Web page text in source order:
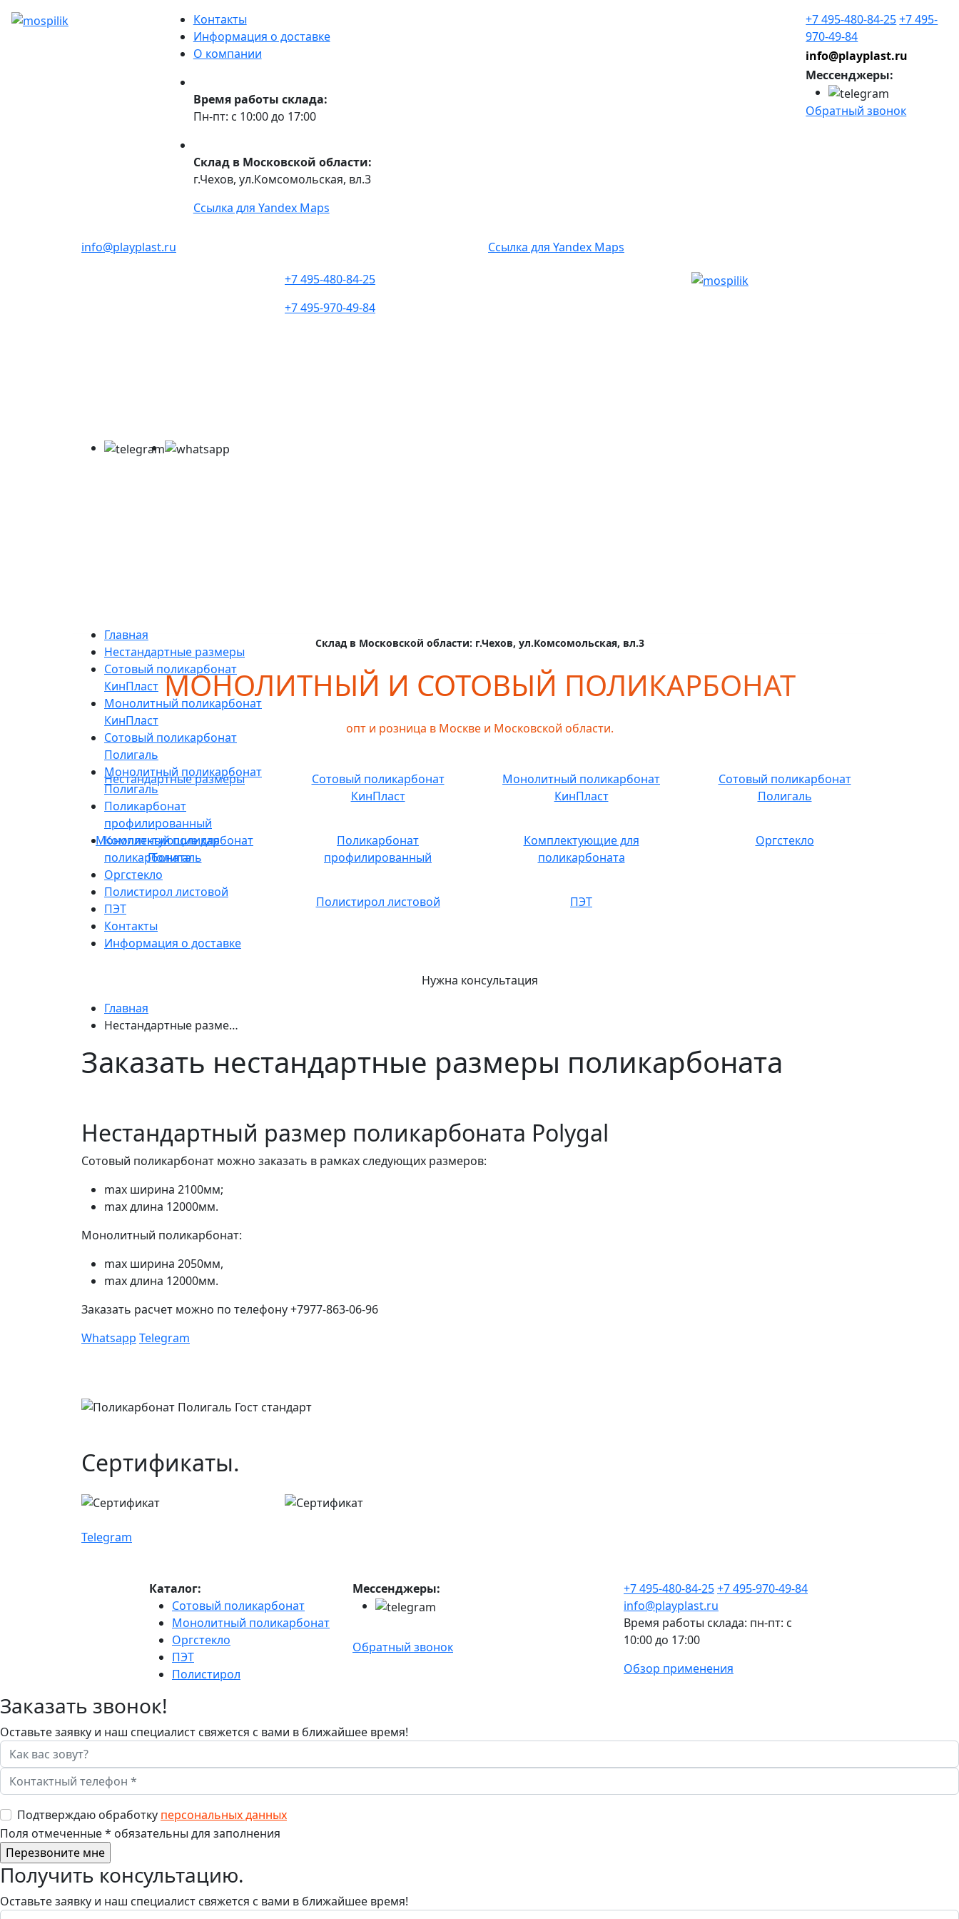
Контакты
Информация о доставке
О компании
Время работы склада:
Пн-пт: с 10:00 до 17:00
Склад в Московской области:
г.Чехов, ул.Комсомольская, вл.3
Ссылка для Yandex Maps
+7 495-480-84-25+7 495-
970-49-84
info@playplast.ru
Мессенджеры:
Обратный звонок
info@playplast.ru Ссылка для Yandex Maps
Главная
Нестандартные размеры
Сотовый поликарбонат
КинПласт
Монолитный поликарбонат
КинПласт
Сотовый поликарбонат
Полигаль
Монолитный поликарбонат
Полигаль
Поликарбонат
профилированный
Комплектующие для
поликарбоната
Оргстекло
Полистирол листовой
ПЭТ
Контакты
Информация о доставке
+7 495-480-84-25
+7 495-970-49-84
Склад в Московской области: г.Чехов, ул.Комсомольская, вл.3
МОНОЛИТНЫЙ И СОТОВЫЙ ПОЛИКАРБОНАТ
опт и розница в Москве и Московской области.
Нестандартные размеры
Сотовый поликарбонат
КинПласт
Монолитный поликарбонат
КинПласт
Сотовый поликарбонат
Полигаль
Монолитный поликарбонат
Полигаль
Поликарбонат
профилированный
Комплектующие для
поликарбоната
Оргстекло
Полистирол листовой ПЭТ
Нужна консультация
Главная
Нестандартные разме…
Заказать нестандартные размеры поликарбоната
Нестандартный размер поликарбоната Polygal
Сотовый поликарбонат можно заказать в рамках следующих размеров:
max ширина 2100мм;
max длина 12000мм.
Монолитный поликарбонат:
max ширина 2050мм,
max длина 12000мм.
Заказать расчет можно по телефону +7977-863-06-96
Whatsapp Telegram
Сертификаты.
Telegram
Каталог:
Сотовый поликарбонат
Монолитный поликарбонат
Оргстекло
ПЭТ
Полистирол
Мессенджеры:
Обратный звонок
+7 495-480-84-25+7 495-970-49-84
info@playplast.ru
Время работы склада: пн-пт: с
10:00 до 17:00
Обзор применения
Заказать звонок!
Оставьте заявку и наш специалист свяжется с вами в ближайшее время!
Подтверждаю обработку персональных данных
Поля отмеченные* обязательны для заполнения
Получить консультацию.
Оставьте заявку и наш специалист свяжется с вами в ближайшее время!